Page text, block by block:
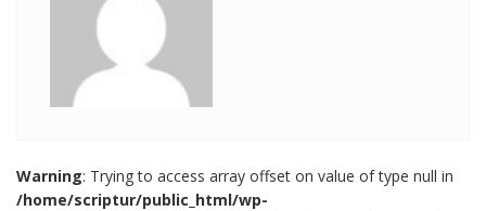
Warning: Trying to access array offset on value of type null in
/home/scriptur/public_html/wp-